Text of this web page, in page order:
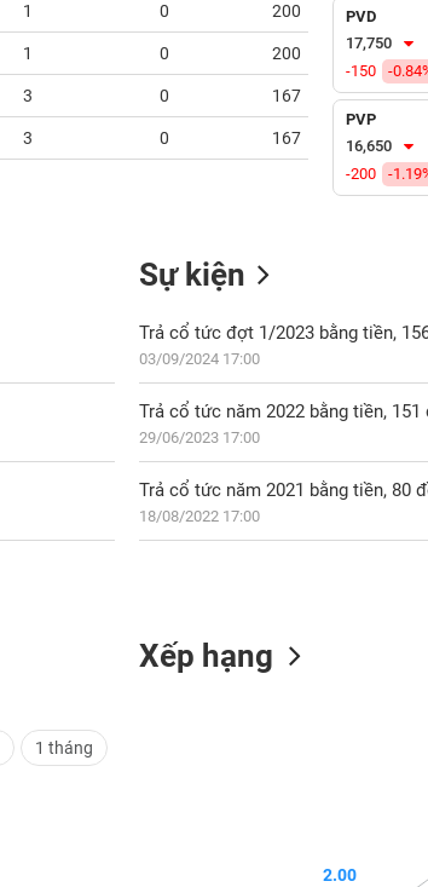
1 0 200
1 0 200 0.00
3 0 167 0.00
3 0 167 0.00
PVD
17,750
-150
-
PVP
16,650
-200
-
Sự kiện
Trả cổ tức đợt 1/2023 bằng tiền,
03/09/2024 17:00
Trả cổ tức năm 2022 bằng tiền, 151
29/06/2023 17:00
Trả cổ tức năm 2021 bằng tiền, 80
18/08/2022 17:00
1 tháng
Xếp hạng
2.00